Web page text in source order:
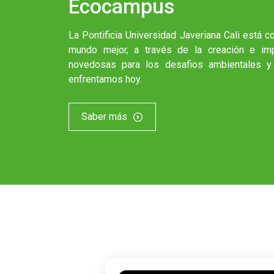
Ecocampus
La Pontificia Universidad Javeriana Cali está
mundo mejor, a través de la creación e
novedosas para los desafios ambientales
enfrentamos hoy.
Saber más